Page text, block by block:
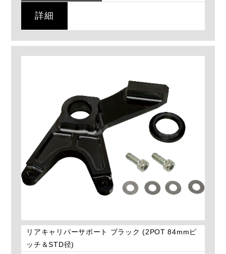
詳細
リアキャリパーサポート ブラック (2POT 84mmピ
ッチ＆STD径)